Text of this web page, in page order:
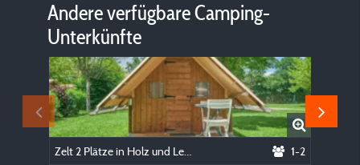
Andere verfügbare Camping-
Unterkünfte
1-2